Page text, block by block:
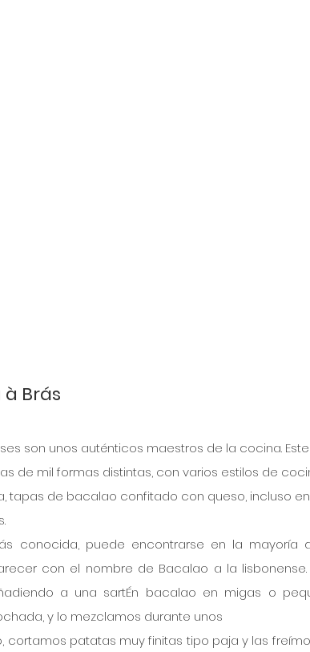
Brás
son unos auténticos maestros de la cocina. Este
de mil formas distintas, con varios estilos de
tapas de bacalao confitado con queso, incluso
conocida, puede encontrarse en la mayoría
con el nombre de Bacalao a la lisbonense.
a una sartÉn bacalao en migas o
y lo mezclamos durante unos
cortamos patatas muy finitas tipo paja y las